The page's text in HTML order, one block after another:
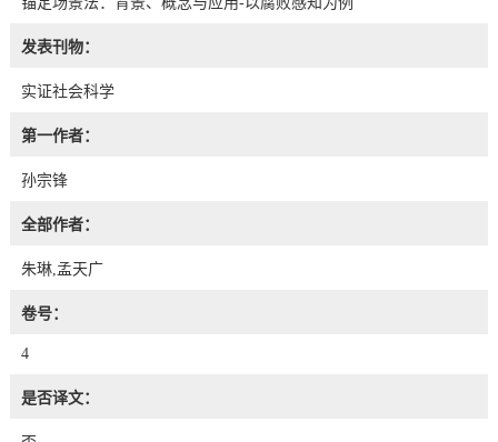
发表刊物：
实证社会科学
第一作者：
孙宗锋
全部作者：
朱琳,孟天广
卷号：
4
是否译文：